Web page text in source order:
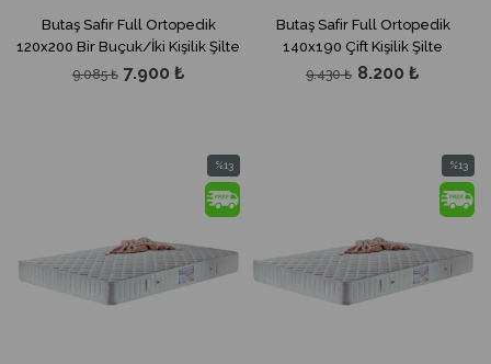
Butaş Safir Full Ortopedik
120x200 Bir Buçuk/İki Kişilik Şilte
7.900 ₺
9.085 ₺
Butaş Safir Full Ortopedik
140x190 Çift Kişilik Şilte
8.200 ₺
9.430 ₺
%13
İndirim
%13İndirim
%13
İndirim